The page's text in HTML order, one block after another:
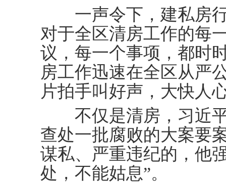
一声令下，建私房行
对于全区清房工作的每
议，每一个事项，都时
房工作迅速在全区从严
片拍手叫好声，大快人
不仅是清房，习近平
查处一批腐败的大案要
谋私、严重违纪的，他
处，不能姑息”。